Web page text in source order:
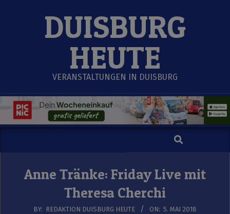
DUISBURG
HEUTE
VERANSTALTUNGEN IN DUISBURG
Search
Anne Tränke: Friday Live mit
Theresa Cherchi
BY: REDAKTION DUISBURG HEUTE ON: 5. MAI 2018